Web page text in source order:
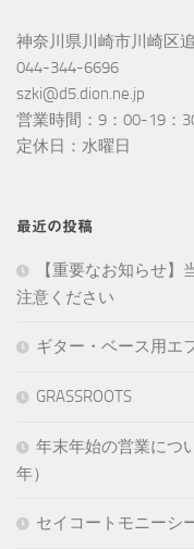
神奈川県川崎市川崎区
044-344-6696
szki@d5.dion.ne.jp
営業時間：9：00-19：
定休日：水曜日
最近の投稿
【重要なお知らせ
注意ください
ギター・ベース用エ
GRASSROOTS
年末年始の営業に
年）
セイコートモニー